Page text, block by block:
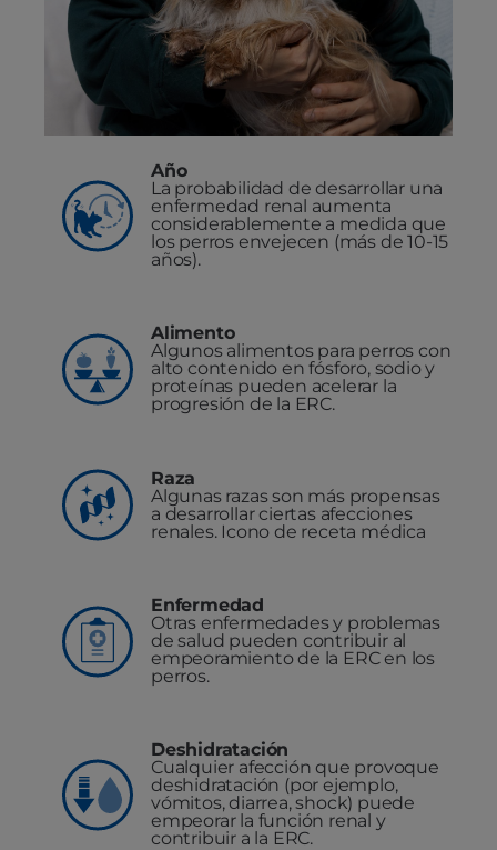
Año
La probabilidad de desarrollar una
enfermedad renal aumenta
considerablemente a medida que
los perros envejecen (más de 10-15
años).
Alimento
Algunos alimentos para perros con
alto contenido en fósforo, sodio y
proteínas pueden acelerar la
progresión de la ERC.
Raza
Algunas razas son más propensas
a desarrollar ciertas afecciones
renales. Icono de receta médica
Enfermedad
Otras enfermedades y problemas
de salud pueden contribuir al
empeoramiento de la ERC en los
perros.
Deshidratación
Cualquier afección que provoque
deshidratación (por ejemplo,
vómitos, diarrea, shock) puede
empeorar la función renal y
contribuir a la ERC.